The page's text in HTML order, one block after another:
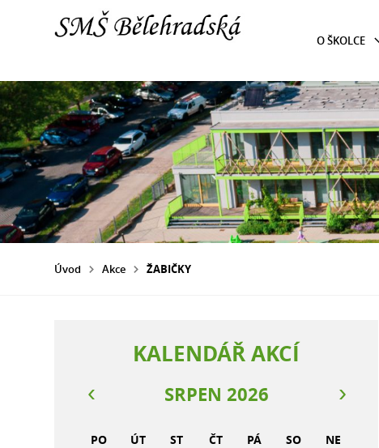
O ŠKOLCE
Úvod Akce ŽABIČKY
KALENDÁŘ AKCÍ
SRPEN 2026
PO ÚT ST ČT PÁ SO NE